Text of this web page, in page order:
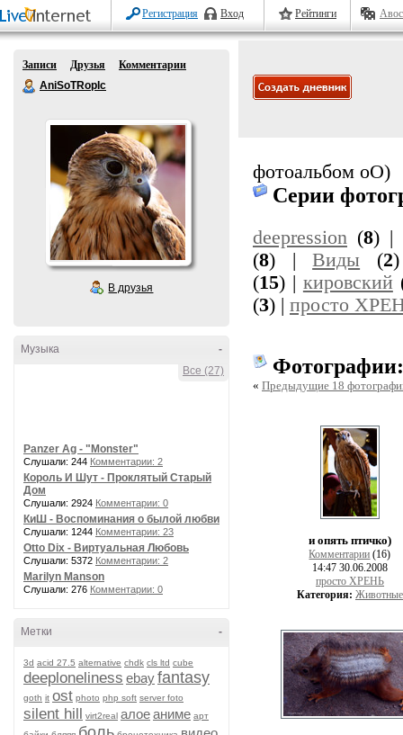
Регистрация Вход Рейтинги
Записи Друзья
Комментарии
AniSoTRopIc
В друзья
-
Музыка
Все (27)
Panzer Ag - "Monster"
Слушали: 244 Комментарии: 2
Король И Шут - Проклятый Старый
Дом
Слушали: 2924 Комментарии: 0
КиШ - Воспоминания о былой любви
Слушали: 1244 Комментарии: 23
Otto Dix - Виртуальная Любовь
Слушали: 5372 Комментарии: 2
Marilyn Manson
Слушали: 276 Комментарии: 0
-
Метки
3d acid 27.5 alternative chdk cls ltd cube
deeploneliness ebayfantasy
goth it ost photo php soft server foto
silent hill virt2real алоеаниме арт
фотоальбом оО)
Серии
deepression (8) |
(8) |Виды (2
(15) | кировский
(3) | просто
Фотографии:
« Предыдущие 18
и опять птичко)
Комментарии (16)
14:47 30.06.2008
просто ХРЕНЬ
Категория: Животные